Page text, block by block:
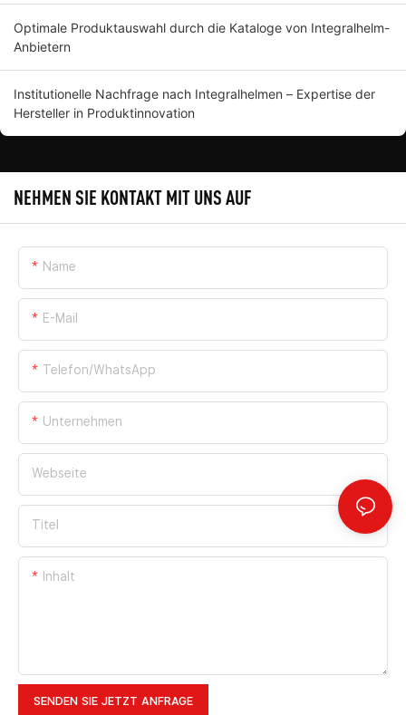
Optimale Produktauswahl durch die Kataloge von Integralhelm-
Anbietern
Institutionelle Nachfrage nach Integralhelmen – Expertise der
Hersteller in Produktinnovation
NEHMEN SIE KONTAKT MIT UNS AUF
Name
E-Mail
Telefon/WhatsApp
Unternehmen
Webseite
Titel
Inhalt
SENDEN SIE JETZT ANFRAGE